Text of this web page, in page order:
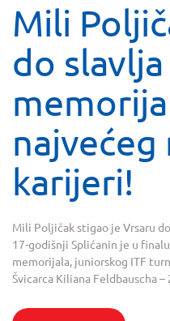
Mili
do
najvećeg
karijeri!
Mili Poljičak stigao je Vrsaru
17-godišnji Splićanin je u
memorijala, juniorskog ITF
Švicarca Kiliana Feldbauscha –